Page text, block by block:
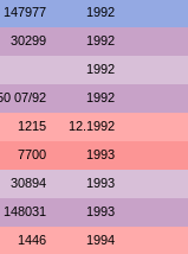
147977 1992
30299 1992
1992
07/92 1992
1215 12.1992
7700 1993
30894 1993
148031 1993
1446 1994